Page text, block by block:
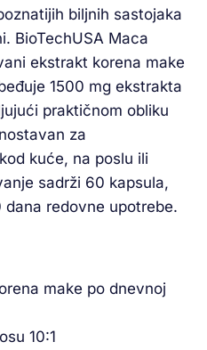
biljnih sastojaka
BioTechUSA Maca
ekstrakt korena make
1500 mg ekstrakta
praktičnom obliku
za
kuće, na poslu ili
sadrži 60 kapsula,
redovne upotrebe.
make po dnevnoj
10:1